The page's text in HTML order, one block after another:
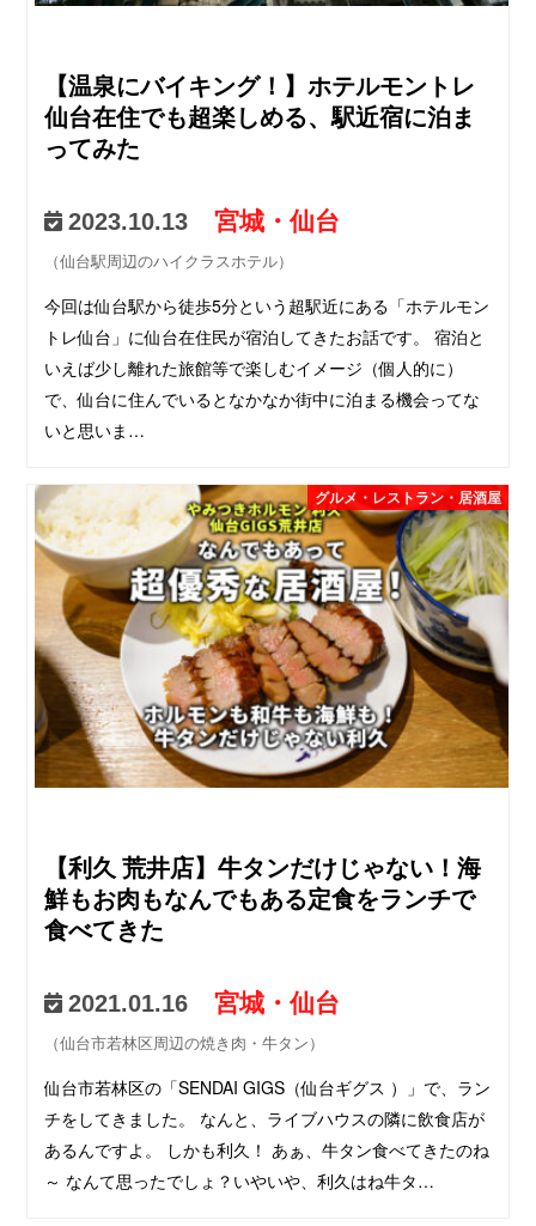
【温泉にバイキング！】ホテルモントレ
仙台在住でも超楽しめる、駅近宿に泊ま
ってみた
2023.10.13 宮城・仙台
（仙台駅周辺のハイクラスホテル）
今回は仙台駅から徒歩5分という超駅近にある「ホテルモン
トレ仙台」に仙台在住民が宿泊してきたお話です。 宿泊と
いえば少し離れた旅館等で楽しむイメージ（個人的に）
で、仙台に住んでいるとなかなか街中に泊まる機会ってな
いと思いま…
グルメ・レストラン・居酒屋
【利久 荒井店】牛タンだけじゃない！海
鮮もお肉もなんでもある定食をランチで
食べてきた
2021.01.16 宮城・仙台
（仙台市若林区周辺の焼き肉・牛タン）
仙台市若林区の「SENDAI GIGS（仙台ギグス ）」で、ラン
チをしてきました。 なんと、ライブハウスの隣に飲食店が
あるんですよ。 しかも利久！ あぁ、牛タン食べてきたのね
～ なんて思ったでしょ？いやいや、利久はね牛タ…